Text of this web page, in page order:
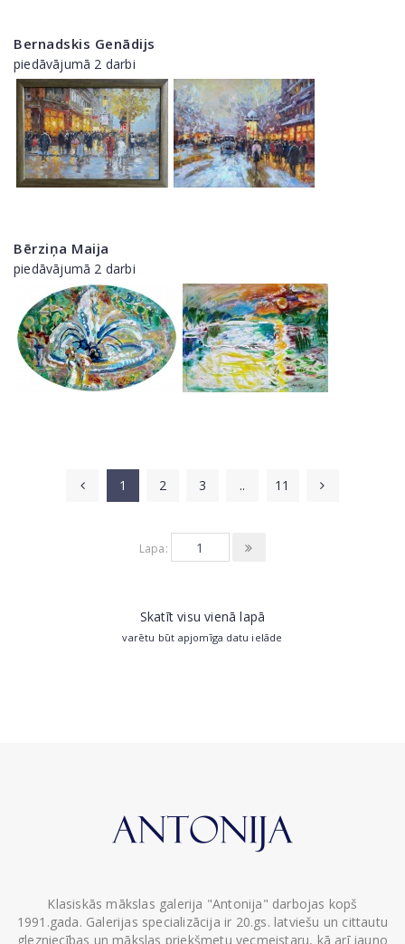
Bernadskis Genādijs
piedāvājumā 2 darbi
Bērziņa Maija
piedāvājumā 2 darbi
1 2 3 .. 11
Lapa:
Skatīt visu vienā lapā
varētu būt apjomīga datu ielāde
Klasiskās mākslas galerija "Antonija" darbojas kopš
1991.gada. Galerijas specializācija ir 20.gs. latviešu un cittautu
glezniecības un mākslas priekšmetu vecmeistaru, kā arī jauno